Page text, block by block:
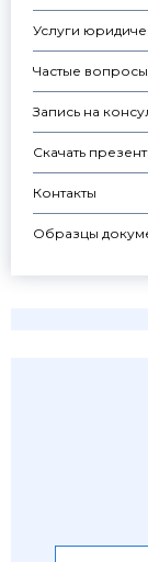
Услуги
Частые вопросы
Запись на
Скачать
Контакты
Образцы